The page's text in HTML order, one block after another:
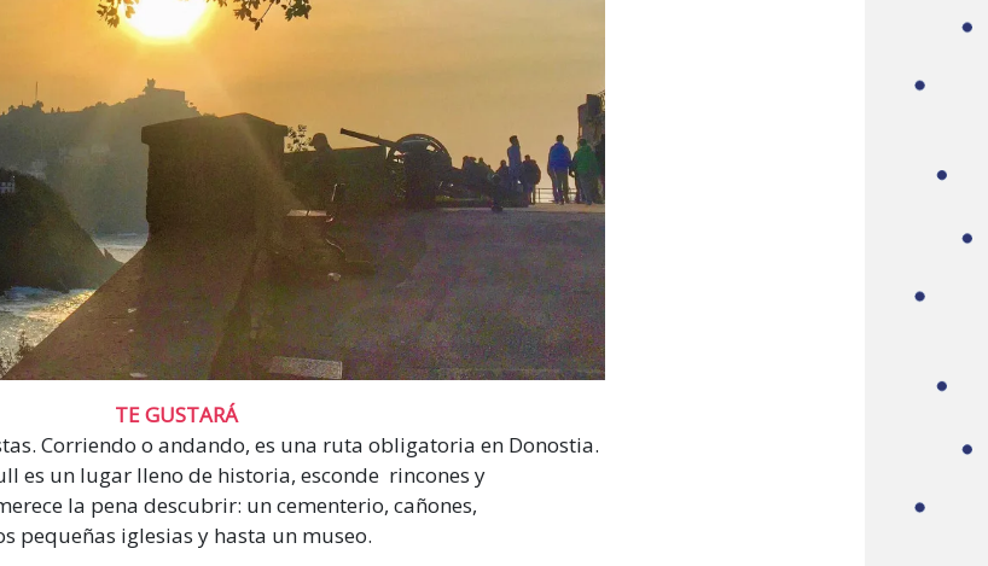
TE GUSTARÁ
Corriendo o andando, es una ruta obligatoria en Donostia.
es un lugar lleno de historia, esconde rincones y
la pena descubrir: un cementerio, cañones,
pequeñas iglesias y hasta un museo.